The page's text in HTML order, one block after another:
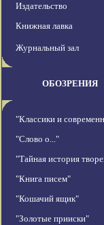
Издательство
Книжная лавка
Журнальный зал
ОБОЗРЕНИЯ
"Классики и
"Слово о..."
"Тайная история
"Книга писем"
"Кошачий ящик"
"Золотые прииски"